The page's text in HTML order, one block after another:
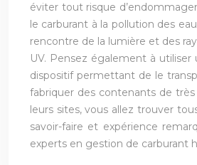
éviter tout risque
le carburant à la pollution des
rencontre de la lumière et des
UV. Pensez également à
dispositif permettant de le
fabriquer des contenants de
leurs sites, vous allez trouver
savoir-faire et expérience
experts en gestion de carburant